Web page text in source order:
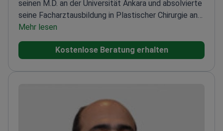
seinen M.D. an der Universität Ankara und absolvierte
seine Facharztausbildung in Plastischer Chirurgie an
der İnönü-Universität. Er ist Mitglied der International
Society of Aesthetic Plastic Surgery (ISAPS). Zu
seinen wissenschaftlichen Arbeiten zählt ein
der Türkischen Gesellschaft für Plastische,
Titel „Retrospektive Analyse regionaler, freier und
lokaler Lappen in der Kopf-Hals-Rekonstruktion“.
Außerdem verfasste er eine Abschlussarbeit über
Mehr lesen
Kostenlose Beratung erhalten